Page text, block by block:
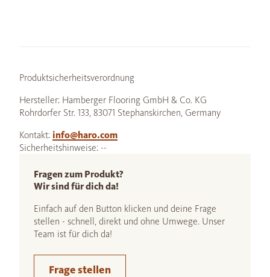
Produktsicherheitsverordnung
Hersteller: Hamberger Flooring GmbH & Co. KG
Rohrdorfer Str. 133, 83071 Stephanskirchen, Germany
Kontakt: info@haro.com
Sicherheitshinweise: --
Fragen zum Produkt?
Wir sind für dich da!
Einfach auf den Button klicken und deine Frage
stellen - schnell, direkt und ohne Umwege. Unser
Team ist für dich da!
Frage stellen